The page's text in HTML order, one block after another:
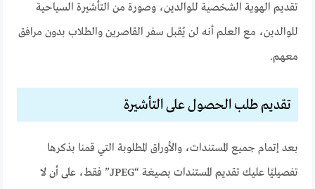
تقديم الهوية الشخصية للوالدين، وصورة من التأشيرة السياحية
للوالدين، مع العلم أنه لن يُقبل سفر القاصرين والطلاب بدون مرافق
معهم.
تقديم طلب الحصول على التأشيرة
بعد إتمام جميع المستندات، والأوراق المطلوبة التي قمنا بذكرها
تفصيليًا عليك تقديم المستندات بصيغة “JPEG” فقط، على أن لا